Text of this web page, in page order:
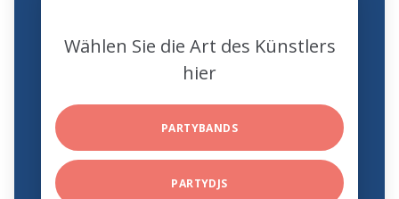
Wählen Sie die Art des Künstlers
hier
PARTYBANDS
PARTYDJS